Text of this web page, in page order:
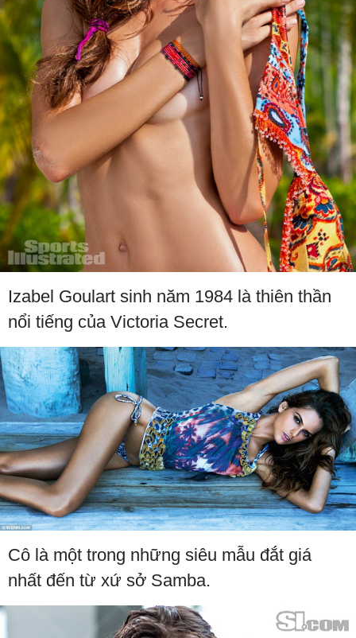
Izabel Goulart sinh năm 1984 là thiên thần
nổi tiếng của Victoria Secret.
Cô là một trong những siêu mẫu đắt giá
nhất đến từ xứ sở Samba.